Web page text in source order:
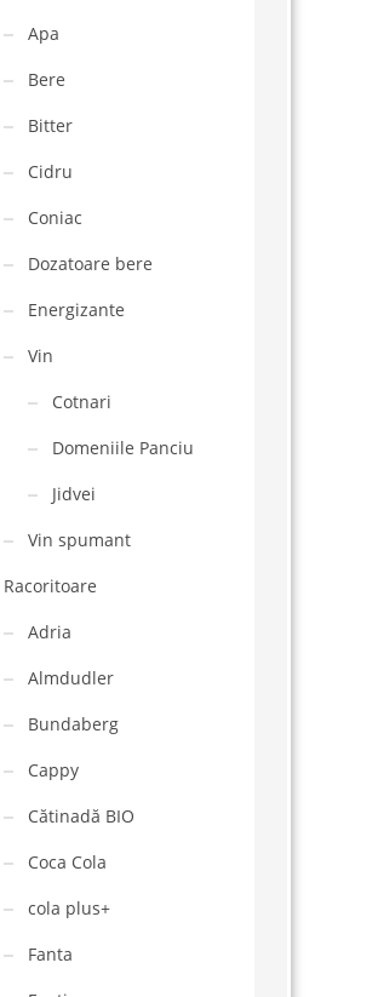
Apa
Bere
Bitter
Cidru
Coniac
Dozatoare bere
Energizante
Vin
Cotnari
Domeniile Panciu
Jidvei
Vin spumant
Racoritoare
Adria
Almdudler
Bundaberg
Cappy
Cătinadă BIO
Coca Cola
cola plus+
Fanta